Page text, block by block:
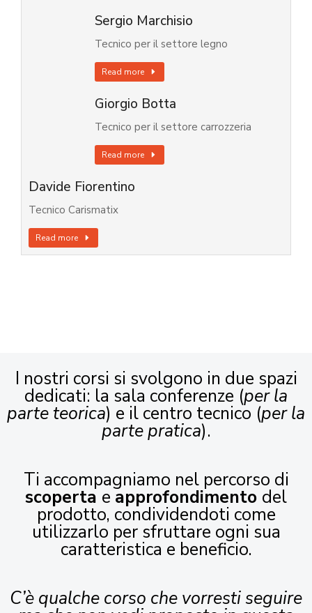
Sergio Marchisio
Tecnico per il settore legno
Read more
Giorgio Botta
Tecnico per il settore carrozzeria
Read more
Davide Fiorentino
Tecnico Carismatix
Read more
I nostri corsi si svolgono in due spazi
dedicati: la sala conferenze (per la
parte teorica) e il centro tecnico (per la
parte pratica).
Ti accompagniamo nel percorso di
scoperta e approfondimento del
prodotto, condividendoti come
utilizzarlo per sfruttare ogni sua
caratteristica e beneficio.
C’è qualche corso che vorresti seguire